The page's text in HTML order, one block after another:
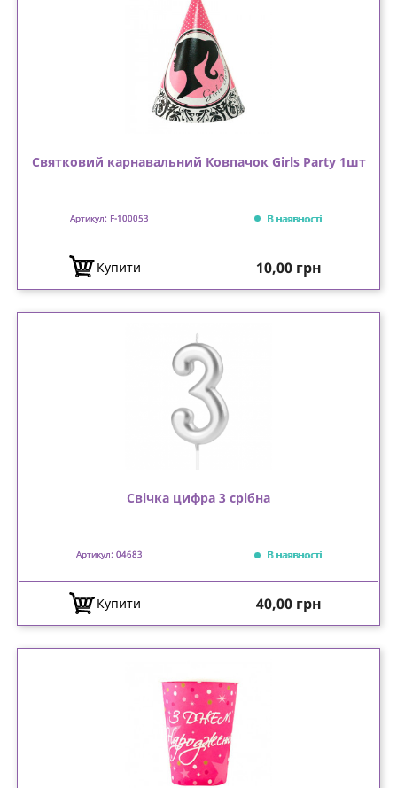
Святковий карнавальний Ковпачок Girls Party 1шт
Артикул: F-100053 В наявності
Купити Ціна
10,00 грн
Свічка цифра 3 срібна
Артикул: 04683 В наявності
Купити Ціна
40,00 грн